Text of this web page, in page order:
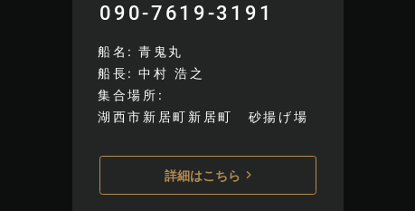
090-7619-3191
船名
青鬼丸
船長
中村 浩之
集合場所
湖西市新居町新居町 砂揚げ場
詳細はこちら